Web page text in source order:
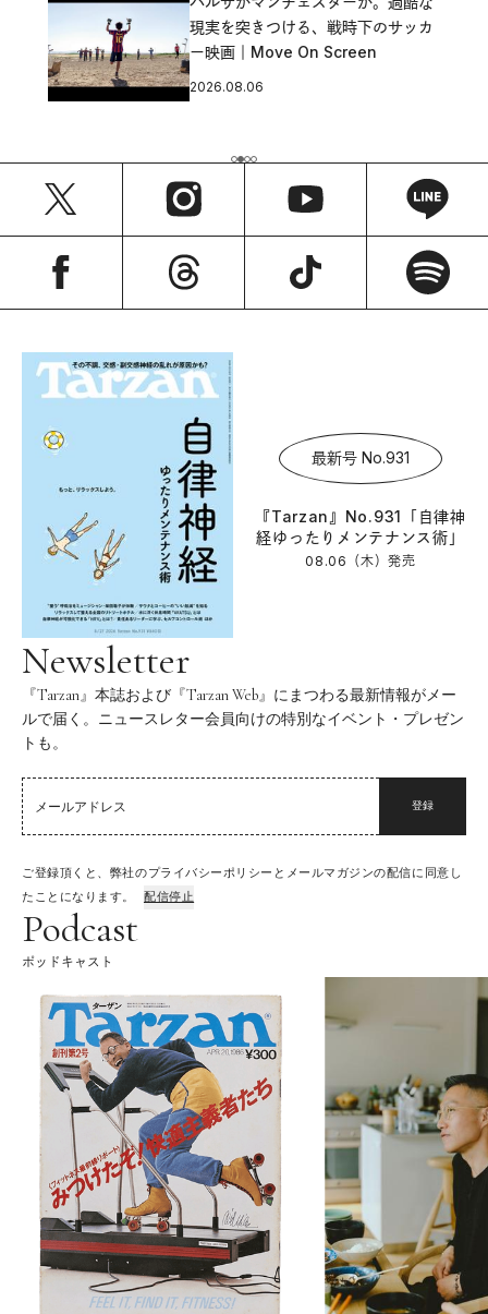
現実を突きつける、戦時下のサッカ
ー映画｜Move On Screen
2026.08.06
最新号 No.931
『Tarzan』No.931「自律神
経ゆったりメンテナンス術」
08.06（木）発売
Newsletter
『Tarzan』本誌および『Tarzan Web』にまつわる最新情報がメー
ルで届く。ニュースレター会員向けの特別なイベント・プレゼン
トも。
登録
ご登録頂くと、弊社のプライバシーポリシーとメールマガジンの配信に同意し
たことになります。
配信停止
Podcast
ポッドキャスト